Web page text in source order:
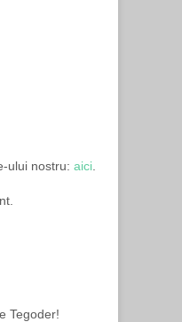
ului nostru: aici
Tegoder!